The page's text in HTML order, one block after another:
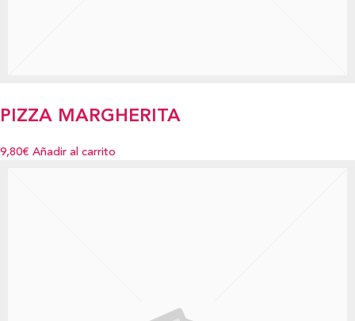
PIZZA MARGHERITA
9,80€ Añadir al carrito